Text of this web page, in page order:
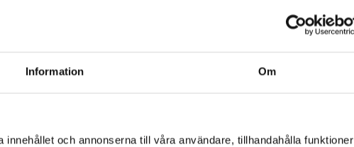
Information Om
innehållet och annonserna till våra användare, tillhandahålla funktioner